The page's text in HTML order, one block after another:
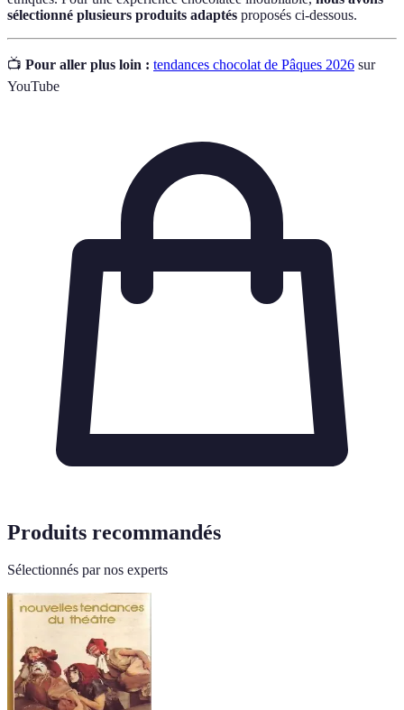
sélectionné plusieurs produits adaptés proposés ci-dessous.
📺 Pour aller plus loin : tendances chocolat de Pâques 2026 sur
YouTube
Produits recommandés
Sélectionnés par nos experts